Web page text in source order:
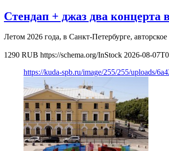
Стендап + джаз два концерта
Летом 2026 года, в Санкт-Петербурге,
1290 RUB https://schema.org/InStock 2026-08-
https://kuda-spb.ru/image/255/255/uploads/